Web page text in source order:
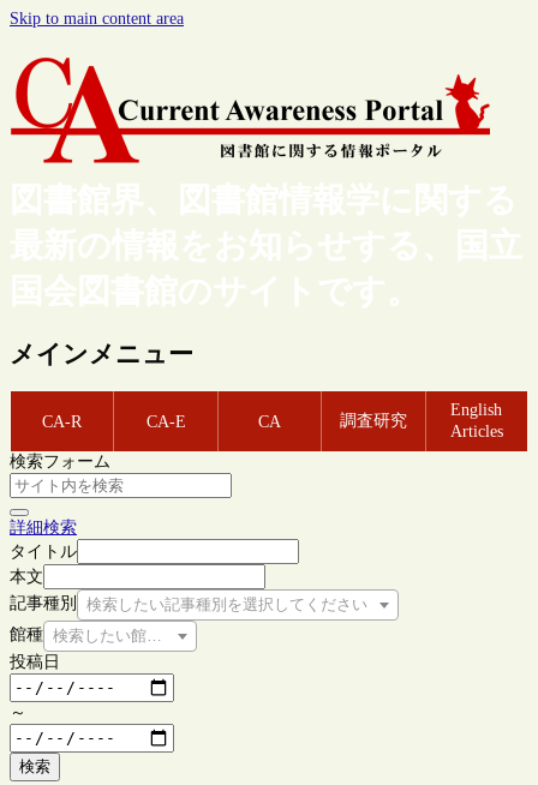
Skip to main content area
図書館界、図書館情報学に関する
最新の情報をお知らせする、国立
国会図書館のサイトです。
メインメニュー
CA-R CA-E CA 調査研究
English
Articles
検索フォーム
詳細検索
タイトル
本文
記事種別
検索したい記事種別を選択してください
館種 検索したい館種を選択してください
投稿日
～
検索